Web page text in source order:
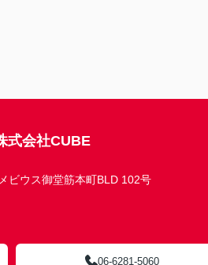
会社CUBE
ビウス御堂筋本町BLD 102号
06-6281-5060